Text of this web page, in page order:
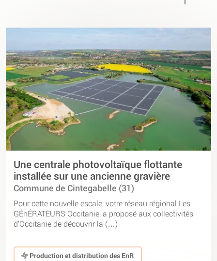
Une centrale photovoltaïque flottante
installée sur une ancienne gravière
Commune de Cintegabelle (31)
Pour cette nouvelle escale, votre réseau régional Les
GÉnÉRATEURS Occitanie, a proposé aux collectivités
d’Occitanie de découvrir la (…)
Production et distribution des EnR